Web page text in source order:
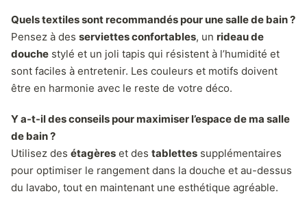
Quels textiles sont recommandés pour une salle de bain ?
Pensez à des serviettes confortables, un rideau de
douche stylé et un joli tapis qui résistent à l’humidité et
sont faciles à entretenir. Les couleurs et motifs doivent
être en harmonie avec le reste de votre déco.
Y a-t-il des conseils pour maximiser l’espace de ma salle
de bain ?
Utilisez des étagères et des tablettes supplémentaires
pour optimiser le rangement dans la douche et au-dessus
du lavabo, tout en maintenant une esthétique agréable.